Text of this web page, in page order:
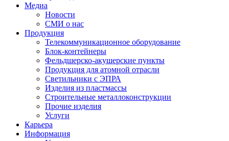
Медиа
Новости
СМИ о нас
Продукция
Телекоммуникационное оборудование
Блок-контейнеры
Фельдшерско-акушерские пункты
Продукция для атомной отрасли
Светильники с ЭПРА
Изделия из пластмассы
Строительные металлоконструкции
Прочие изделия
Услуги
Карьера
Информация